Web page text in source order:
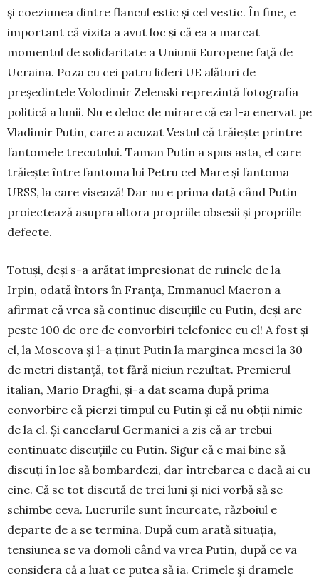
și coeziunea dintre flancul estic și cel vestic. În fine, e
important că vizita a avut loc și că ea a mar­cat
momentul de solidaritate a Uniunii Europene față de
Ucraina. Poza cu cei patru lideri UE alături de
președintele Volodimir Zelenski reprezintă fo­tografia
politică a lunii. Nu e deloc de mirare că ea l-a enervat pe
Vladimir Putin, care a acuzat Vestul că trăiește printre
fantomele trecutului. Taman Putin a spus asta, el care
trăiește între fantoma lui Petru cel Mare și fantoma
URSS, la care visează! Dar nu e prima dată când Putin
proiectează asupra altora propriile obsesii și propriile
defecte.
Totuși, deși s-a arătat impresionat de ruinele de la
Irpin, odată întors în Franța, Emmanuel Macron a
afirmat că vrea să continue discuțiile cu Putin, deși are
peste 100 de ore de convorbiri telefonice cu el! A fost și
el, la Moscova și l-a ținut Putin la marginea mesei la 30
de metri distanță, tot fără niciun rezultat. Premierul
italian, Mario Draghi, și-a dat seama după prima
convorbire că pierzi timpul cu Putin și că nu obții nimic
de la el. Și cancelarul Germaniei a zis că ar trebui
continuate discuțiile cu Putin. Sigur că e mai bine să
discuți în loc să bombardezi, dar întrebarea e dacă ai cu
cine. Că se tot discută de trei luni și nici vorbă să se
schimbe ceva. Lucrurile sunt încurcate, războiul e
departe de a se termina. După cum arată situația,
tensiunea se va domoli când va vrea Putin, după ce va
consi­dera că a luat ce putea să ia. Crimele și dramele